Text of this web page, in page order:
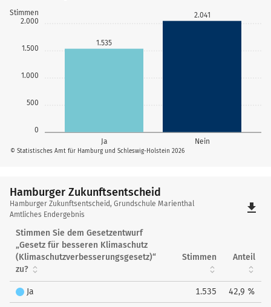
0
500
1.000
1.500
2.000
Stimmen
Ja Nein
1.535
2.041
© Statistisches Amt für Hamburg und Schleswig-Holstein 2026
Hamburger Zukunftsentscheid
Hamburger
Zukunftsentscheid
Hamburger Zukunftsentscheid, Grundschule Marienthal
Amtliches Endergebnis
file_download
Stimmen Sie dem Gesetzentwurf
„Gesetz für besseren Klimaschutz
(Klimaschutzverbesserungsgesetz)“
zu?
Stimmen Anteil
Ja 1.535 42,9 %